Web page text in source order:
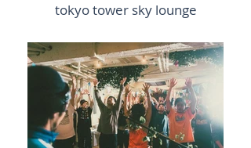
tokyo tower sky lounge